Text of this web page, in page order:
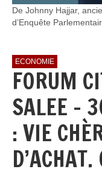
De Johnny Hajjar,
d’Enquête
ECONOMIE
FORUM
SALEE -
: VIE